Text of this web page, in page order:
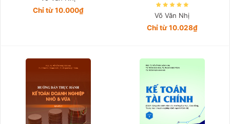
Chỉ từ 10.000₫
Võ Văn Nhị
Chỉ từ 10.028₫